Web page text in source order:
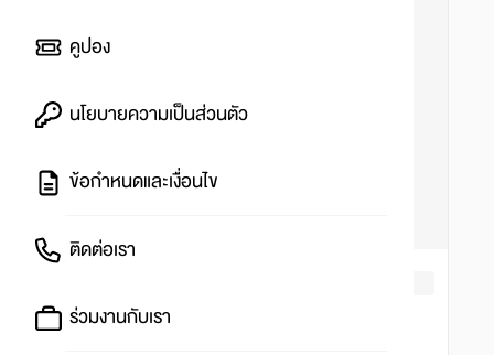
คูปอง
นโยบายความเป็นส่วนตัว
ข้อกำหนดและเงื่อนไข
ติดต่อเรา
ร่วมงานกับเรา